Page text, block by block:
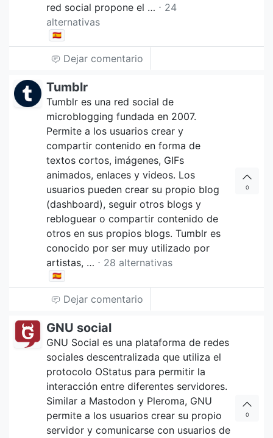
red social propone el … ⋅ 24
alternativas
🇪🇸
Dejar comentario
Tumblr
Tumblr es una red social de
microblogging fundada en 2007.
Permite a los usuarios crear y
compartir contenido en forma de
textos cortos, imágenes, GIFs
animados, enlaces y videos. Los
usuarios pueden crear su propio blog
(dashboard), seguir otros blogs y
rebloguear o compartir contenido de
otros en sus propios blogs. Tumblr es
conocido por ser muy utilizado por
artistas, … ⋅ 28 alternativas
🇪🇸
0
Dejar comentario
GNU social
GNU Social es una plataforma de redes
sociales descentralizada que utiliza el
protocolo OStatus para permitir la
interacción entre diferentes servidores.
Similar a Mastodon y Pleroma, GNU
permite a los usuarios crear su propio
servidor y comunicarse con usuarios de
0